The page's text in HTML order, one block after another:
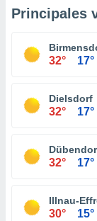
Principales
32° 17°
Dielsdorf
32° 17°
32° 17°
Illnau-
30° 15°